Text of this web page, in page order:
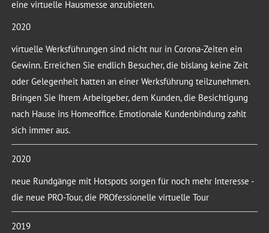
eine virtuelle Hausmesse anzubieten.
2020
virtuelle Werksführungen sind nicht nur in Corona-Zeiten ein
Gewinn. Erreichen Sie endlich Besucher, die bislang keine Zeit
oder Gelegenheit hatten an einer Werksführung teilzunehmen.
Bringen Sie Ihrem Arbeitgeber, dem Kunden, die Besichtigung
nach Hause ins Homeoffice. Emotionale Kundenbindung zahlt
sich immer aus.
2020
neue Rundgänge mit Hotspots sorgen für noch mehr Interesse -
die neue PRO-Tour, die PROfessionelle virtuelle Tour
2019